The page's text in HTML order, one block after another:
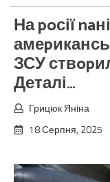
На poсії
ЗСУ
Деталі…
Грицюк Яніна
18 Серпня, 2025